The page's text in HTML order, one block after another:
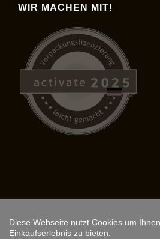
WIR MACHEN MIT!
Copyright © 2026, ARS
Diese Webseite nutzt Cookies um
Einkaufserlebnis zu bieten.